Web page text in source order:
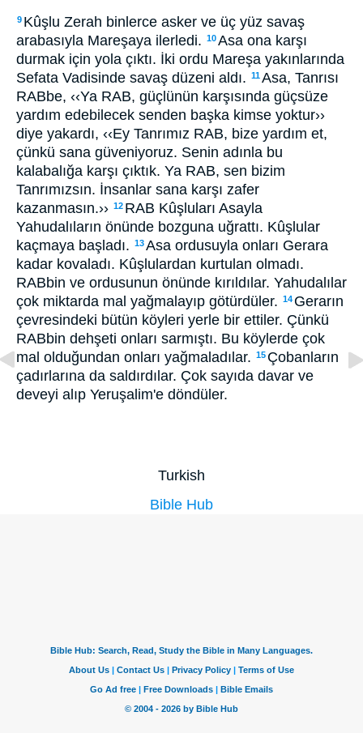
9 Kûşlu Zerah binlerce asker ve üç yüz savaş
arabasıyla Mareşaya ilerledi. 10Asa ona karşı
durmak için yola çıktı. İki ordu Mareşa yakınlarında
Sefata Vadisinde savaş düzeni aldı. 11Asa, Tanrısı
RABbe, ‹‹Ya RAB, güçlünün karşısında güçsüze
yardım edebilecek senden başka kimse yoktur››
diye yakardı, ‹‹Ey Tanrımız RAB, bize yardım et,
çünkü sana güveniyoruz. Senin adınla bu
kalabalığa karşı çıktık. Ya RAB, sen bizim
Tanrımızsın. İnsanlar sana karşı zafer
kazanmasın.›› 12 RAB Kûşluları Asayla
Yahudalıların önünde bozguna uğrattı. Kûşlular
kaçmaya başladı. 13Asa ordusuyla onları Gerara
kadar kovaladı. Kûşlulardan kurtulan olmadı.
RABbin ve ordusunun önünde kırıldılar. Yahudalılar
çok miktarda mal yağmalayıp götürdüler. 14 Gerarın
çevresindeki bütün köyleri yerle bir ettiler. Çünkü
RABbin dehşeti onları sarmıştı. Bu köylerde çok
mal olduğundan onları yağmaladılar. 15 Çobanların
çadırlarına da saldırdılar. Çok sayıda davar ve
deveyi alıp Yeruşalim'e döndüler.
Turkish
Bible Hub